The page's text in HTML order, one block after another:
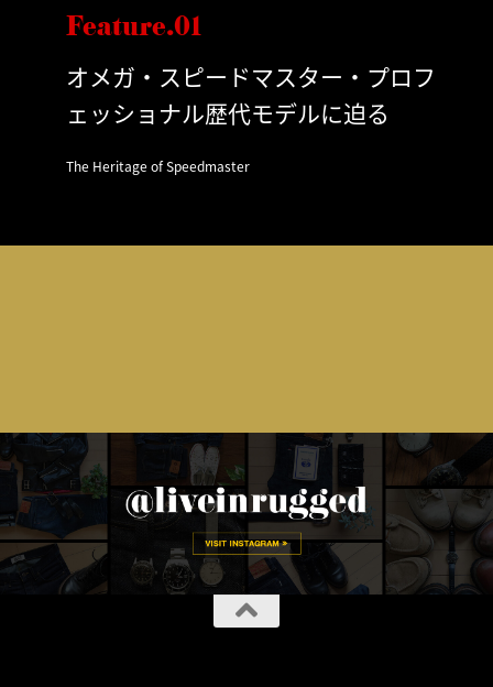
Feature.01
オメガ・スピードマスター・プロフ
ェッショナル歴代モデルに迫る
The Heritage of Speedmaster